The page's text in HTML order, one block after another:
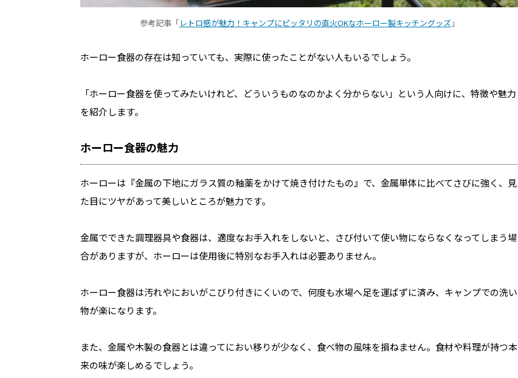
参考記事「 レトロ感が魅力！キャンプにピッタリの直火OKなホーロー製キッチングッズ」
ホーロー食器の存在は知っていても、実際に使ったことがない人もいるでしょう。
「ホーロー食器を使ってみたいけれど、どういうものなのかよく分からない」という人向けに、特徴や魅力
を紹介します。
ホーロー食器の魅力
ホーローは『金属の下地にガラス質の釉薬をかけて焼き付けたもの』で、金属単体に比べてさびに強く、見
た目にツヤがあって美しいところが魅力です。
金属でできた調理器具や食器は、適度なお手入れをしないと、さび付いて使い物にならなくなってしまう場
合がありますが、ホーローは使用後に特別なお手入れは必要ありません。
ホーロー食器は汚れやにおいがこびり付きにくいので、何度も水場へ足を運ばずに済み、キャンプでの洗い
物が楽になります。
また、金属や木製の食器とは違ってにおい移りが少なく、食べ物の風味を損ねません。食材や料理が持つ本
来の味が楽しめるでしょう。